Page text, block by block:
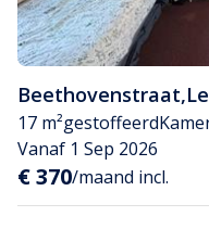
Beethovenstraat,
17 m²gestoffeerd
Vanaf 1 Sep 2026
€ 370/maand incl.